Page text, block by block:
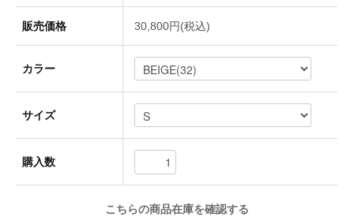
販売価格 30,800円(税込)
カラー
サイズ
購入数
こちらの商品在庫を確認する
↓Brand List↓
A.KJAERBEDE